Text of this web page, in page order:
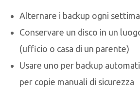
Alternare i backup ogni
Conservare un disco in un
(ufficio o casa di un parente)
Usare uno per backup
per copie manuali di sicurezza